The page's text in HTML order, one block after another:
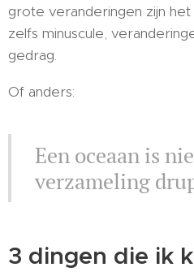
grote veranderingen zijn
zelfs minuscule,
gedrag.
Of anders:
Een oceaan is
verzameling
3 dingen die ik